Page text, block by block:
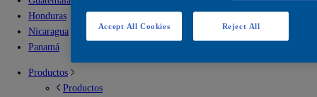
Honduras
Nicaragua
Panamá
Productos
Productos
Reject All
Accept All Cookies